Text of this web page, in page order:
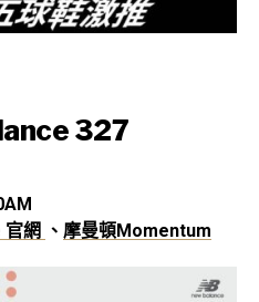
327
官網 、摩曼頓Momentum